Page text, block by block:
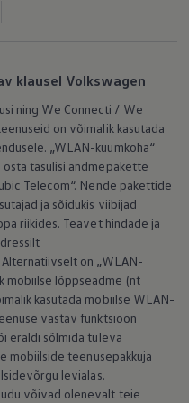
uusimad
uusimad
tagasikutsumine
klausel Volkswagen
ning We Connecti / We
on võimalik kasutada
„WLAN-kuumkoha“
osta tasulisi andmepakette
Telecom“. Nende pakettide
ja sõidukis viibijad
riikides. Teavet hindade ja
Alternatiivselt on „WLAN-
mobiilse lõppseadme (nt
kasutada mobiilse WLAN-
vastav funktsioon
eraldi sõlmida tuleva
mobiilside teenusepakkuja
levialas.
võivad olenevalt teie